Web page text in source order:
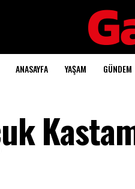
ANASAYFA YAŞAM GÜNDEM